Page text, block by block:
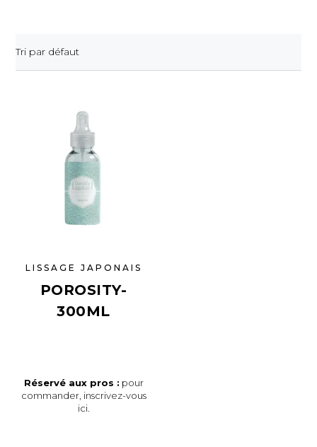
Tri par défaut
LISSAGE JAPONAIS
POROSITY-
300ML
Réservé aux pros : pour
commander, inscrivez-vous
ici.